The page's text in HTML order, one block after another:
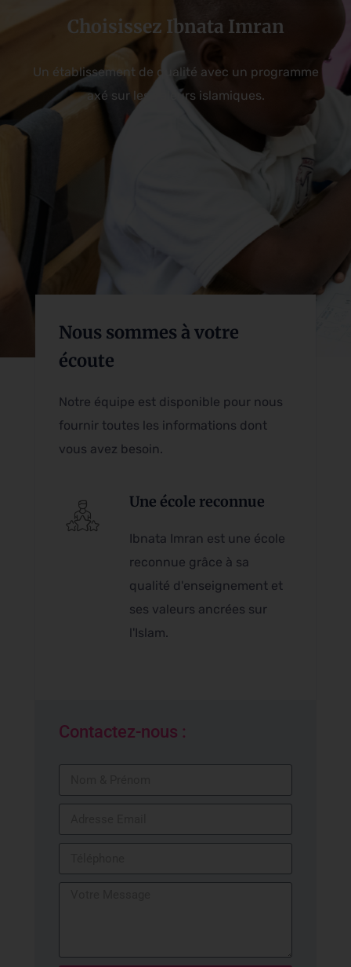
Choisissez Ibnata Imran
Un établissement de qualité avec un programme
axé sur les valeurs islamiques.
Nous sommes à votre
écoute
Notre équipe est disponible pour nous
fournir toutes les informations dont
vous avez besoin.
Une école reconnue
Ibnata Imran est une école
reconnue grâce à sa
qualité d'enseignement et
ses valeurs ancrées sur
l'Islam.
Contactez-nous :